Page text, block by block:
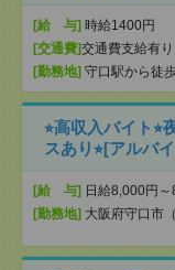
[給 与] 時給1400円
[交通費]交通費支給有り
[勤務地] 守口駅から徒
⭐︎高収入バイト
スあり⭐︎[アルバ
[給 与] 日給8,000円～
[勤務地] 大阪府守口市